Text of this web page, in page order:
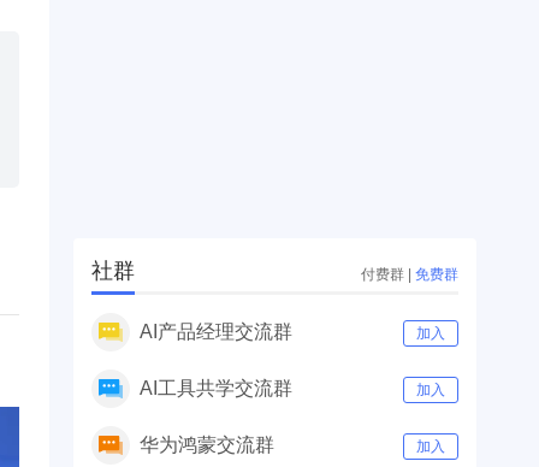
社群 付费群 | 免费群
AI产品经理交流群 加入
AI工具共学交流群 加入
华为鸿蒙交流群 加入